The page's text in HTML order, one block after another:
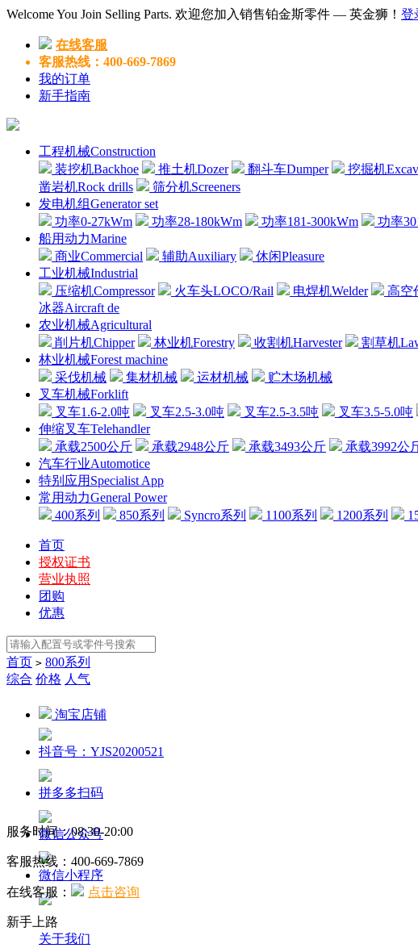
Welcome You Join Selling Parts. 欢迎您加入销售铂金斯零件 — 英金狮！ 登
在线客服
客服热线：400-669-7869
我的订单
新手指南
工程机械Construction
装挖机Backhoe
推土机Dozer 翻斗车Dumper 挖掘机
凿岩机Rock drills
筛分机Screeners
发电机组Generator set
功率0-27kWm
功率28-180kWm 功率181-300kWm 功率
船用动力Marine
商业Commercial
辅助Auxiliary
休闲Pleasure
工业机械Industrial
压缩机Compressor
火车头LOCO/Rail 电焊机Welder 高空
冰器Aircraft de
农业机械Agricultural
削片机Chipper
林业机Forestry 收割机Harvester 割草机
林业机械Forest machine
采伐机械
集材机械 运材机械
贮木场机械
叉车机械Forklift
叉车1.6-2.0吨
叉车2.5-3.0吨 叉车2.5-3.5吨 叉车3.5-5.0吨
伸缩叉车Telehandler
承载2500公斤
承载2948公斤 承载3493公斤 承载3992公
汽车行业Automotice
特别应用Specialist App
常用动力General Power
400系列
850系列 Syncro系列 1100系列 1200系列
首页
授权证书
营业执照
团购
优惠
首页 > 800系列
综合 价格 人气
淘宝店铺
抖音号：YJS20200521
拼多多扫码
微信公众号
微信小程序
服务时间：08:30-20:00
客服热线： 400-669-7869
在线客服： 点击咨询
新手上路
关于我们